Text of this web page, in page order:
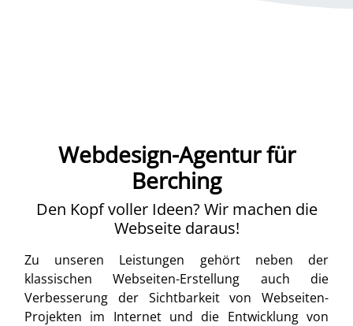
Webdesign-Agentur für
Berching
Den Kopf voller Ideen? Wir machen die
Webseite daraus!
Zu unseren Leistungen gehört neben der
klassischen Webseiten-Erstellung auch die
Verbesserung der Sichtbarkeit von Webseiten-
Projekten im Internet und die Entwicklung von